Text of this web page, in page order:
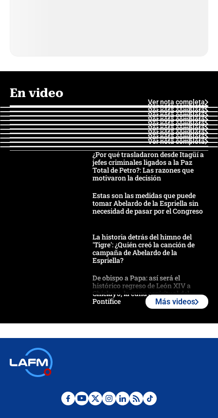
En video
Ver nota completa
Ver nota completa
Ver nota completa
Ver nota completa
Ver nota completa
Ver nota completa
Ver nota completa
Ver nota completa
Ver nota completa
Ver nota completa
¿Por qué trasladaron desde Itagüí a
jefes criminales ligados a la Paz
Total de Petro?: Las razones que
motivaron la decisión
Estas son las medidas que puede
tomar Abelardo de la Espriella sin
necesidad de pasar por el Congreso
La historia detrás del himno del
'Tigre': ¿Quién creó la canción de
campaña de Abelardo de la
Espriella?
De obispo a Papa: así será el
histórico regreso de León XIV a
Chiclayo, la cuna espiritual del
Pontífice
¿La posesión de Abelardo De la
Más videos